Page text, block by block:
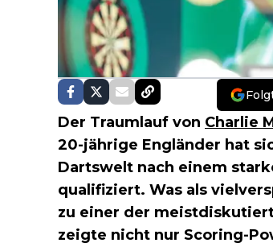
Der Traumlauf von Charlie
20-jährige Engländer hat
Dartswelt nach einem
qualifiziert. Was als
zu einer der
zeigte nicht nur Scoring-